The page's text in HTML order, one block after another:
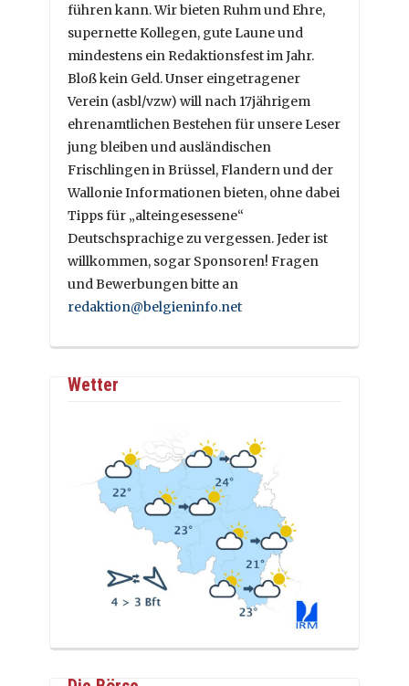
führen kann. Wir bieten Ruhm und Ehre,
supernette Kollegen, gute Laune und
mindestens ein Redaktionsfest im Jahr.
Bloß kein Geld. Unser eingetragener
Verein (asbl/vzw) will nach 17jährigem
ehrenamtlichen Bestehen für unsere Leser
jung bleiben und ausländischen
Frischlingen in Brüssel, Flandern und der
Wallonie Informationen bieten, ohne dabei
Tipps für „alteingesessene“
Deutschsprachige zu vergessen. Jeder ist
willkommen, sogar Sponsoren! Fragen
und Bewerbungen bitte an
redaktion@belgieninfo.net
Wetter